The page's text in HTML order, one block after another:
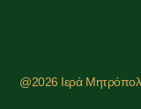
@2026 Ιερά